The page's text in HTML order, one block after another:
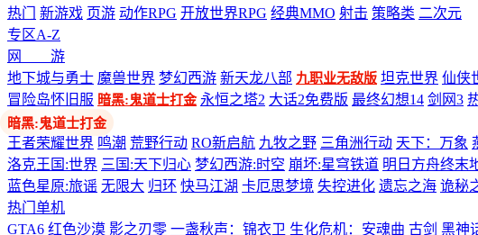
热门
新游戏 页游 动作RPG 开放世界RPG 经典MMO 射击 策略类 二次元
专区A-Z
网 游
地下城与勇士 魔兽世界 梦幻西游 新天龙八部 九职业无敌版 坦克世界 仙侠
冒险岛怀旧服 暗黑:鬼道士打金 永恒之塔2 大话2免费版 最终幻想14 剑网3
多端游戏
王者荣耀世界 鸣潮 荒野行动 RO新启航 九牧之野 三角洲行动 天下：万象
洛克王国:世界 三国:天下归心 梦幻西游:时空 崩坏:星穹铁道 明日方舟终末
蓝色星原:旅谣 无限大 归环 快马江湖 卡厄思梦境 失控进化 遗忘之海 诡秘
热门单机
GTA6 红色沙漠 影之刃零 一盏秋声：锦衣卫 生化危机：安魂曲 古剑 黑神